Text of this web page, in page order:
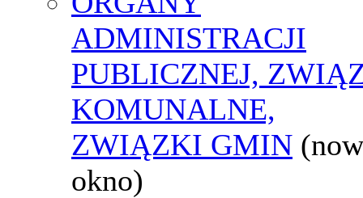
ADMINISTRACJI
PUBLICZNEJ,
KOMUNALNE,
ZWIĄZKI GMIN
okno)